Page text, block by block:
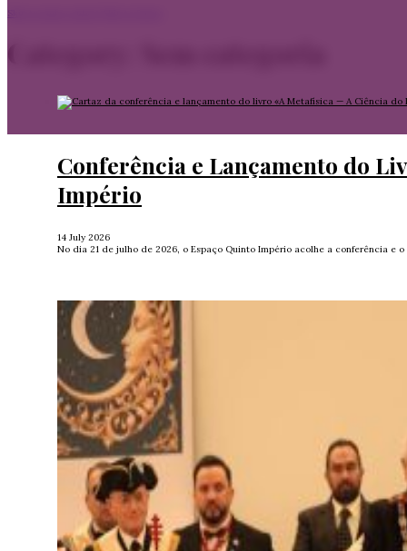
Category:
Conferência e Lançamento do
Império
14 July 2026
No dia 21 de julho de 2026, o Espaço Quinto Império acolhe a conferência e